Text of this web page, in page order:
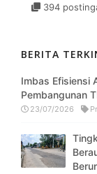
394
BERITA
Imbas Efisiensi
Pembangunan
23/07/2026